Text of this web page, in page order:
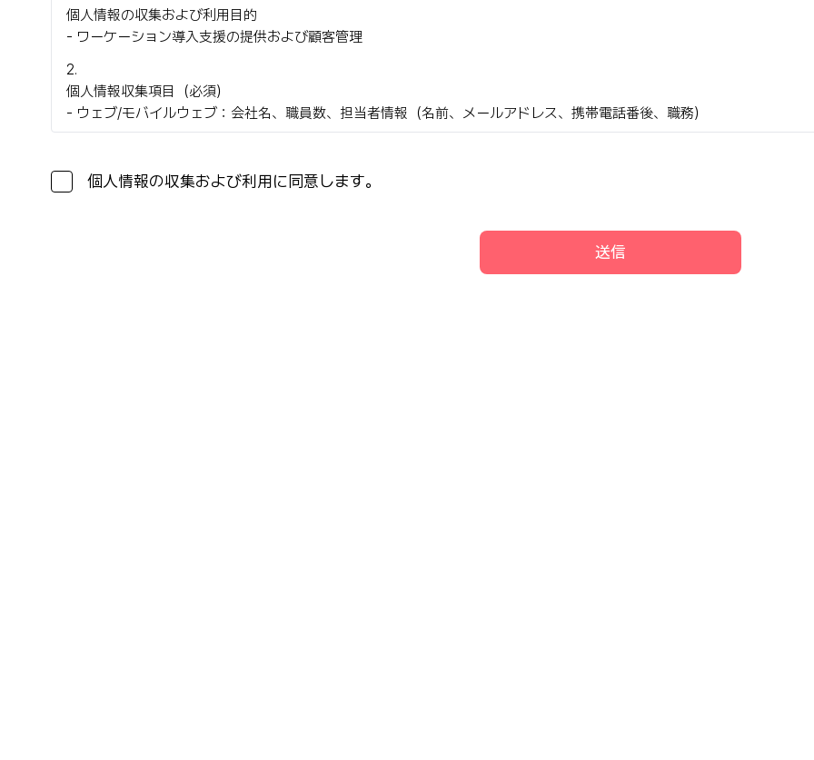
個人情報の収集および利用目的
- ワーケーション導入支援の提供および顧客管理
2.
個人情報収集項目（必須）
- ウェブ/モバイルウェブ：会社名、職員数、担当者情報（名前、メールアドレス、携帯電話番後、職務）
個人情報の収集および利用に同意します。
送信